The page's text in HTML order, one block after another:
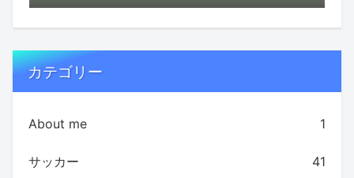
カテゴリー
About me 1
サッカー 41